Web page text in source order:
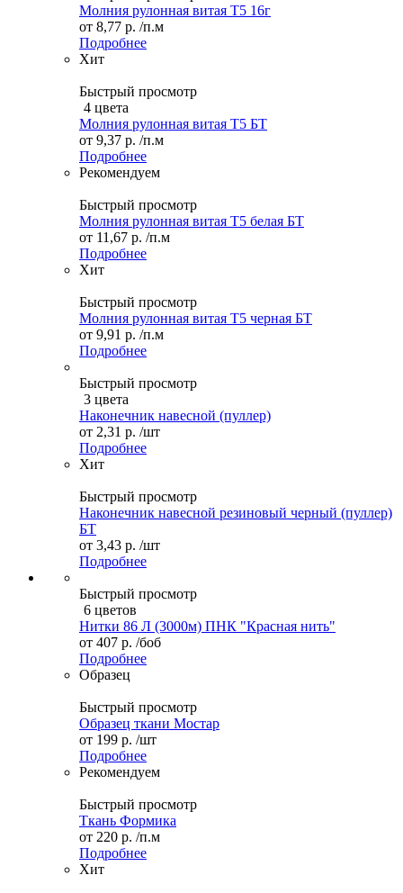
Молния рулонная витая Т5 16г
от 8,77 р. /п.м
Подробнее
Хит
Быстрый просмотр
4 цвета
Молния рулонная витая Т5 БТ
от 9,37 р. /п.м
Подробнее
Рекомендуем
Быстрый просмотр
Молния рулонная витая Т5 белая БТ
от 11,67 р. /п.м
Подробнее
Хит
Быстрый просмотр
Молния рулонная витая Т5 черная БТ
от 9,91 р. /п.м
Подробнее
Быстрый просмотр
3 цвета
Наконечник навесной (пуллер)
от 2,31 р. /шт
Подробнее
Хит
Быстрый просмотр
Наконечник навесной резиновый черный (пуллер)
БТ
от 3,43 р. /шт
Подробнее
Быстрый просмотр
6 цветов
Нитки 86 Л (3000м) ПНК "Красная нить"
от 407 р. /боб
Подробнее
Образец
Быстрый просмотр
Образец ткани Мостар
от 199 р. /шт
Подробнее
Рекомендуем
Быстрый просмотр
Ткань Формика
от 220 р. /п.м
Подробнее
Хит